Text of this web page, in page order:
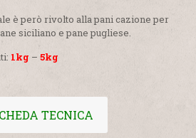
è però rivolto alla pani cazione per
siciliano e pane pugliese.
1kg – 5kg
TECNICA